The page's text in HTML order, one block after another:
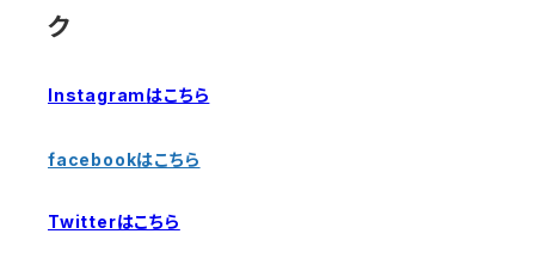
ク
Instagramはこちら
facebookはこちら
Twitterはこちら